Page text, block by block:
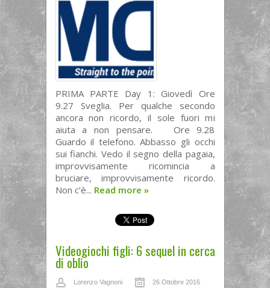
PRIMA PARTE Day 1: Giovedì Ore
9.27 Sveglia. Per qualche secondo
ancora non ricordo, il sole fuori mi
aiuta a non pensare. Ore 9.28
Guardo il telefono. Abbasso gli occhi
sui fianchi. Vedo il segno della pagaia,
improvvisamente ricomincia a
bruciare, improvvisamente ricordo.
Non c’è... Read more »
Videogiochi figli: 6 sequel in cerca
di oblio
Lorenzo Vagnoni 26 Ottobre 2016